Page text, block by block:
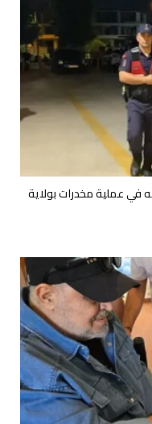
في عملية مخدرات بولاية